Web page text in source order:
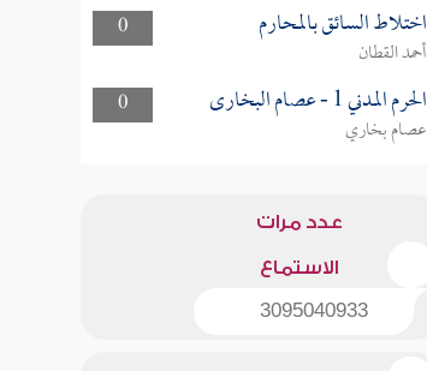
0
اختلاط السائق بالمحارم
أحمد القطان
0
الحرم المدني 1 - عصام البخارى
عصام بخاري
عدد مرات
الاستماع
3095040933